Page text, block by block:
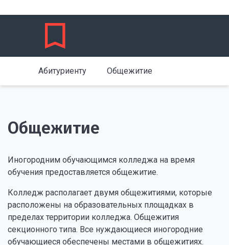
Абитуриенту Общежитие
Общежитие
Иногородним обучающимся колледжа на время
обучения предоставляется общежитие.
Колледж располагает двумя общежитиями, которые
расположены на образовательных площадках в
пределах территории колледжа. Общежития
секционного типа. Все нуждающиеся иногородние
обучающиеся обеспечены местами в общежитиях.